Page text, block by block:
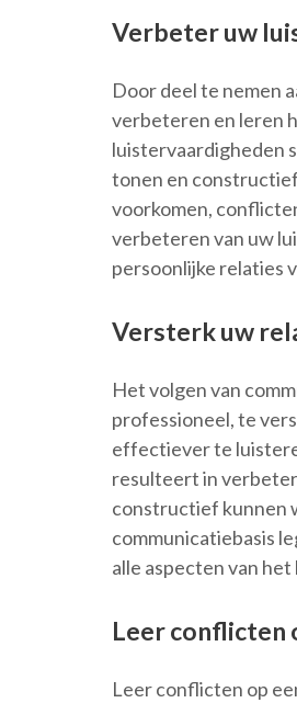
Verbeter uw
Door deel te nemen
verbeteren en leren
luistervaardigheden
tonen en
voorkomen,
verbeteren van uw
persoonlijke relaties
Versterk uw
Het volgen van
professioneel, te
effectiever te
resulteert in
constructief kunnen
communicatiebasis
alle aspecten van het
Leer conflicten
Leer conflicten op